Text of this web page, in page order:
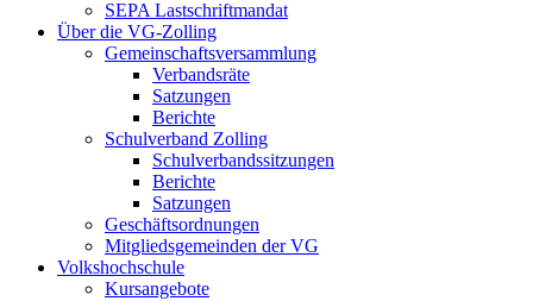
SEPA Lastschriftmandat
Über die VG-Zolling
Gemeinschaftsversammlung
Verbandsräte
Satzungen
Berichte
Schulverband Zolling
Schulverbandssitzungen
Berichte
Satzungen
Geschäftsordnungen
Mitgliedsgemeinden der VG
Volkshochschule
Kursangebote